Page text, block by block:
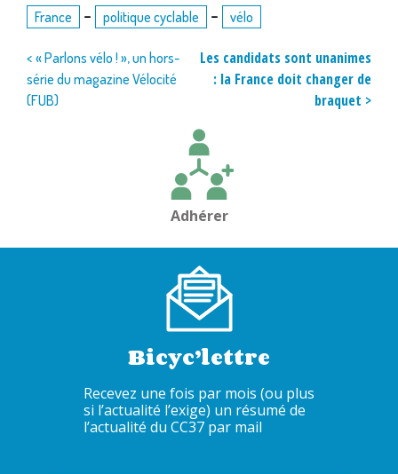
France - politique cyclable - vélo
Navigation
de
< « Parlons vélo ! », un hors-
série du magazine Vélocité
(FUB)
Les candidats sont unanimes
: la France doit changer de
braquet >
Adhérer
Bicyc’lettre
Recevez une fois par mois (ou plus
si l’actualité l’exige) un résumé de
l’actualité du CC37 par mail